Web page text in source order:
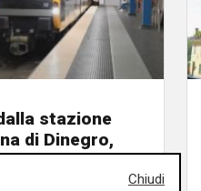
stazione
di Dinegro,
domano
Chiudi